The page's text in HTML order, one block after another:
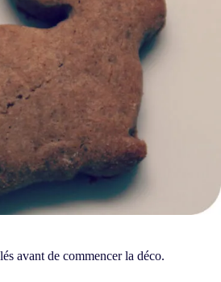
avant de commencer la déco.